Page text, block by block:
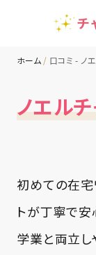
地域別
コラム
ホーム 口コミ - ノ
ノエル
初めての在宅
トが丁寧で安
学業と両立し